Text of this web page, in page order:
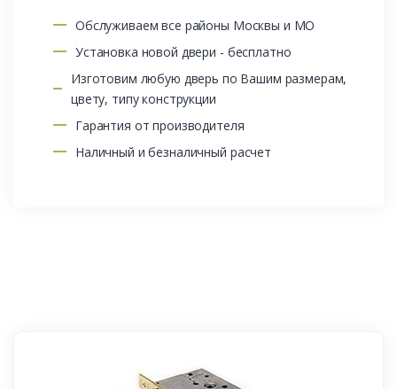
Обслуживаем все районы Москвы и МО
Установка новой двери - бесплатно
Изготовим любую дверь по Вашим размерам,
цвету, типу конструкции
Гарантия от производителя
Наличный и безналичный расчет